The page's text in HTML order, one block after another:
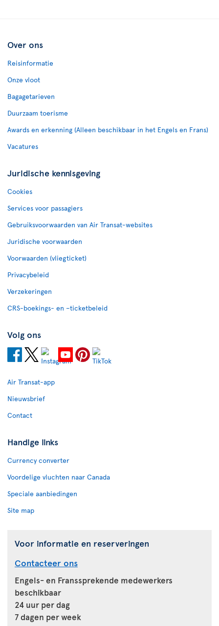
Over ons
Reisinformatie
Onze vloot
Bagagetarieven
Duurzaam toerisme
Awards en erkenning (Alleen beschikbaar in het Engels en Frans)
Vacatures
Juridische kennisgeving
Cookies
Services voor passagiers
Gebruiksvoorwaarden van Air Transat-websites
Juridische voorwaarden
Voorwaarden (vliegticket)
Privacybeleid
Verzekeringen
CRS-boekings- en –ticketbeleid
Volg ons
Air Transat-app
Nieuwsbrief
Contact
Handige links
Currency converter
Voordelige vluchten naar Canada
Speciale aanbiedingen
Site map
Voor informatie en reserveringen
Contacteer ons
Engels- en Franssprekende medewerkers
beschikbaar
24 uur per dag
7 dagen per week